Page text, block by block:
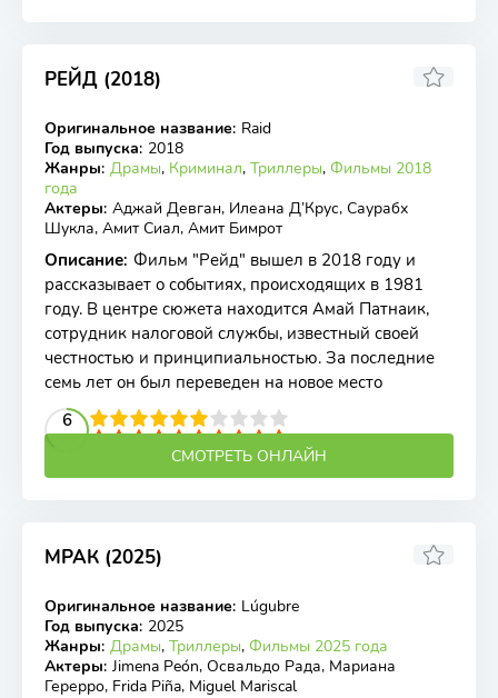
РЕЙД (2018)
WEB-DL
Оригинальное название: Raid
Год выпуска: 2018
Жанры: Драмы, Криминал, Триллеры, Фильмы 2018
года
Актеры: Аджай Девган, Илеана Д’Крус, Саурабх
Шукла, Амит Сиал, Амит Бимрот
Описание: Фильм "Рейд" вышел в 2018 году и
рассказывает о событиях, происходящих в 1981
году. В центре сюжета находится Амай Патнаик,
сотрудник налоговой службы, известный своей
честностью и принципиальностью. За последние
семь лет он был переведен на новое место
6
4 5 6 7 8 9 10
СМОТРЕТЬ ОНЛАЙН
МРАК (2025)
WEB-DL
Оригинальное название: Lúgubre
Год выпуска: 2025
Жанры: Драмы, Триллеры, Фильмы 2025 года
Актеры: Jimena Peón, Освальдо Рада, Мариана
Герерро, Frida Piña, Miguel Mariscal